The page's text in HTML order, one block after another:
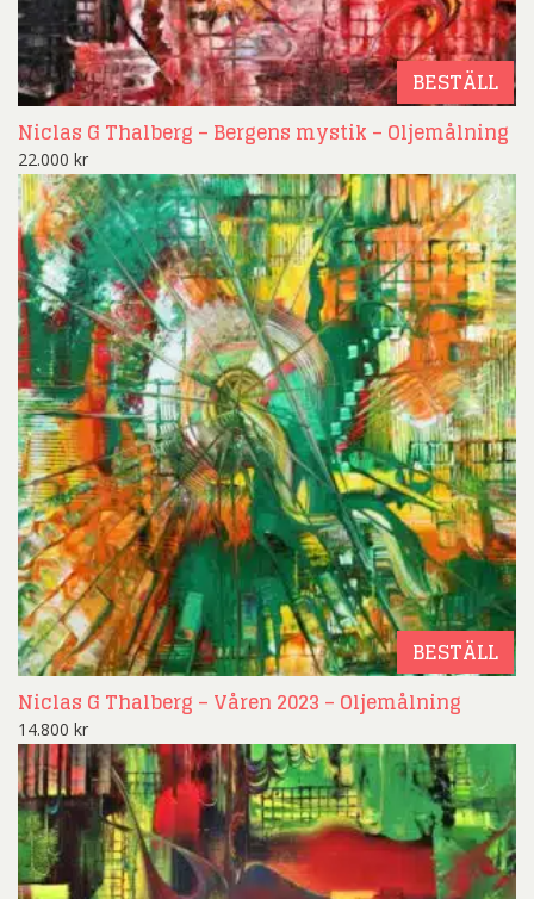
BESTÄLL
Niclas G Thalberg – Bergens mystik – Oljemålning
22.000 kr
BESTÄLL
Niclas G Thalberg – Våren 2023 – Oljemålning
14.800 kr